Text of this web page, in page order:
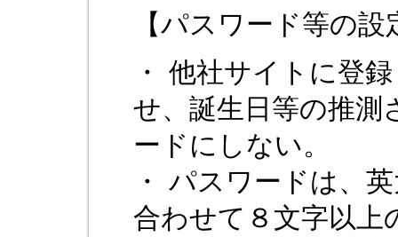
【パスワード等の
・ 他社サイトに登
せ、誕生日等の推測
ードにしない。
・ パスワードは、
合わせて８文字以上